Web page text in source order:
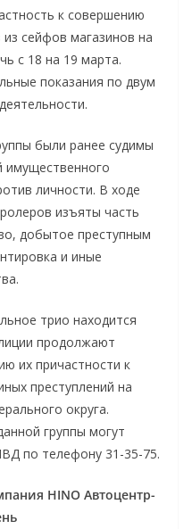
к совершению
сейфов магазинов на
с 18 на 19 марта.
показания по двум
были ранее судимы
имущественного
личности. В ходе
изъяты часть
добытое преступным
и иные
трио находится
продолжают
их причастности к
преступлений на
округа.
группы могут
по телефону 31-35-75.
HINO Автоцентр-